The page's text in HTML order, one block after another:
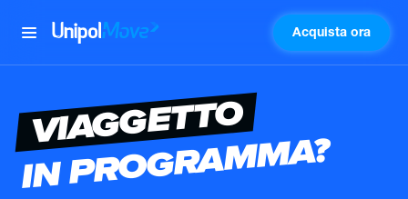
UnipolMove Acquista ora
VIAGGETTO
IN PROGRAMMA?